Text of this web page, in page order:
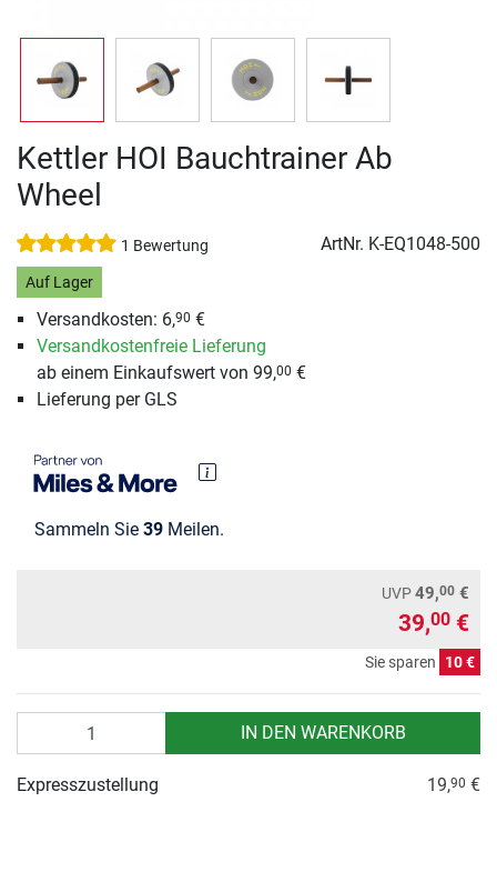
Kettler HOI Bauchtrainer Ab
Wheel
1 Bewertung ArtNr. K-EQ1048-500
Auf Lager
Versandkosten: 6,90 €
Versandkostenfreie Lieferung
ab einem Einkaufswert von 99,00 €
Lieferung per GLS
Sammeln Sie 39 Meilen.
UVP49,00 €
39,00 €
Sie sparen 10 €
IN DEN WARENKORB
Expresszustellung 19,90 €